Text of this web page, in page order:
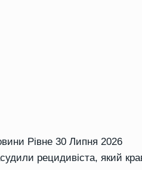
Рівне 30 Липня 2026
рецидивіста, який